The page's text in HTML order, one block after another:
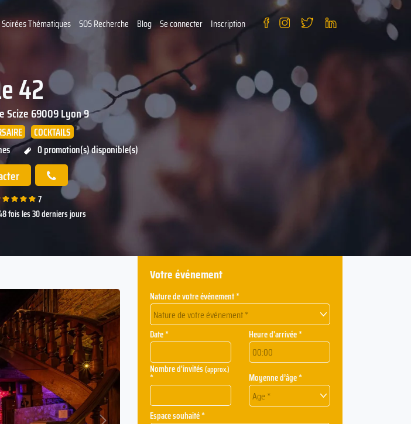
Soirées Thématiques SOS Recherche Blog Se connecter Inscription
42
Scize69009Lyon 9
COCKTAILS
0 promotion(s) disponible(s)
7
fois les 30 derniers jours
Suivant
Votre événement
Nature de votre événement *
Nature de votre événement *
Date * Heure d'arrivée *
Nombre d'invités(approx.)
* Moyenne d’âge *
Age *
Espace souhaité *